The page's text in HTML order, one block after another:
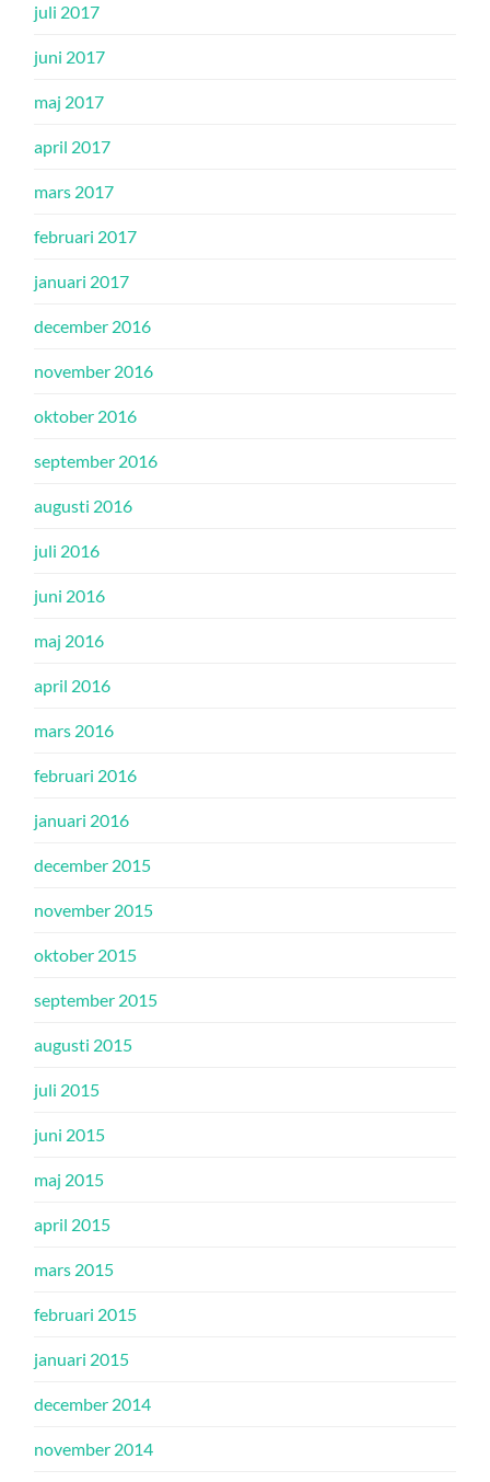
juli 2017
juni 2017
maj 2017
april 2017
mars 2017
februari 2017
januari 2017
december 2016
november 2016
oktober 2016
september 2016
augusti 2016
juli 2016
juni 2016
maj 2016
april 2016
mars 2016
februari 2016
januari 2016
december 2015
november 2015
oktober 2015
september 2015
augusti 2015
juli 2015
juni 2015
maj 2015
april 2015
mars 2015
februari 2015
januari 2015
december 2014
november 2014